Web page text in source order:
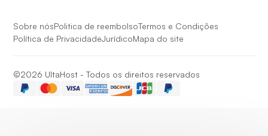
Sobre nósPolitica de reembolsoTermos e Condições
Política de PrivacidadeJurídicoMapa do site
©2026 UltaHost - Todos os direitos reservados